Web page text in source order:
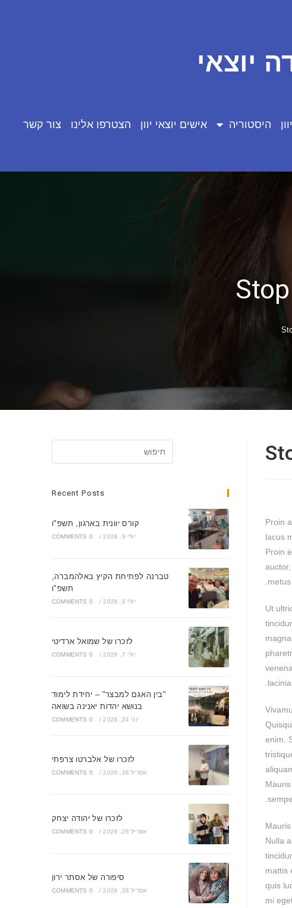
יוצאי
היסטוריה אישים יוצאי יוון הצטרפו אלינו צור קשר
Proin
lacus
Proin
Ut
lacinia
enim.
Nulla
mattis
quis
mi
Recent Posts
קורס יוונית בארגון, תשפ"ו
יולי 9, 2026 /
0 COMMENTS
טברנה לפתיחת הקיץ באלהמברה,
תשפ"ו
יולי 9, 2026 /
0 COMMENTS
לזכרו של שמואל ארדיטי
יולי 7, 2026 /
0 COMMENTS
"בין האגם למבצר" – יחידת לימוד
בנושא יהדות יאנינה בשואה
יוני 24, 2026 /
0 COMMENTS
לזכרו של אלברטו צרפתי
אפריל 28, 2026 /
0 COMMENTS
לזכרו של יהודה יצחק
אפריל 28, 2026 /
0 COMMENTS
סיפורה של אסתר ירון
אפריל 28, 2026 /
0 COMMENTS